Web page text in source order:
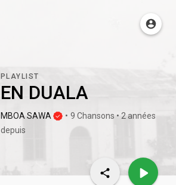
PLAYLIST
EN DUALA
MBOA SAWA • 9 Chansons • 2 années
depuis